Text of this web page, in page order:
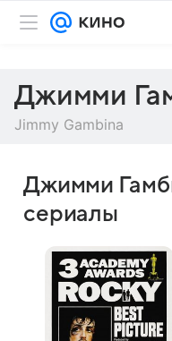
Джимми
Jimmy Gambina
Джимми
сериалы